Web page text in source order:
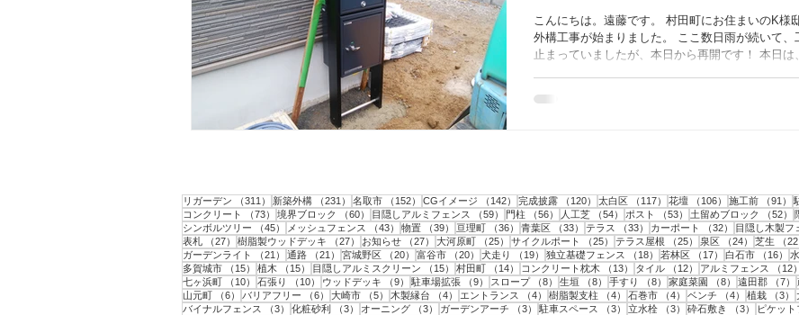
こんにちは。遠藤です。 村田町にお住まいのK様
外構工事が始まりました。 ここ数日雨が続いて、
止まっていましたが、本日から再開です！ 本日は
リガーデン （311） 311件の記事
新築外構 （231） 231件の記事
名取市 （152） 152件の記事
CGイメージ （142） 142件の記事
完成披露 （120） 120件の記事
太白区 （117） 117件の記事
花壇 （106） 106件の記事
施工前 （91）
コンクリート
（73） 73件の記事
境界ブロック （60） 60件の記事
目隠しアルミフェンス （59） 59件の記事
門柱 （56） 56件の記事
人工芝 （54） 54件の記事
ポスト （53） 53件の記事
土留めブロック （52）
シンボルツリー
（45） 45件の記事
メッシュフェンス （43） 43件の記事
物置 （39） 39件の記事
亘理町 （36） 36件の記事
青葉区 （33） 33件の記事
テラス （33） 33件の記事
カーポート （32） 32件の記事
目隠し木製フ
表札
（27） 27件の記事
樹脂製ウッドデッキ （27） 27件の記事
お知らせ （27） 27件の記事
大河原町 （25） 25件の記事
サイクルポート （25） 25件の記事
テラス屋根 （25） 25件の記事
泉区 （24） 24件の記
芝生 （22
ガーデンライト
（21） 21件の記事
通路 （21） 21件の記事
宮城野区 （20） 20件の記事
富谷市 （20） 20件の記事
犬走り （19） 19件の記事
独立基礎フェンス （18） 18件の記事
若林区 （17） 17件の記事
白石市 （16）
多賀城市
（15） 15件の記事
植木 （15） 15件の記事
目隠しアルミスクリーン （15） 15件の記事
村田町 （14） 14件の記事
コンクリート枕木 （13） 13件の記事
タイル （12） 12件の記事
アルミフェンス （12）
七ヶ浜町
（10） 10件の記事
石張り （10） 10件の記事
ウッドデッキ （9） 9件の記事
駐車場拡張 （9） 9件の記事
スロープ （8） 8件の記事
生垣 （8） 8件の記事
手すり （8） 8件の記事
家庭菜園 （8） 8件の記事
遠田郡 （7）
山元町
（6） 6件の記事
バリアフリー （6） 6件の記事
大崎市 （5） 5件の記事
木製縁台 （4） 4件の記事
エントランス （4） 4件の記事
樹脂製支柱 （4） 4件の記事
石巻市 （4） 4件の記事
ベンチ （4） 4件の記事
植栽 （3）
バイナルフェンス
（3） 3件の記事
化粧砂利 （3） 3件の記事
オーニング （3） 3件の記事
ガーデンアーチ （3） 3件の記事
駐車スペース （3） 3件の記事
立水栓 （3） 3件の記事
砕石敷き （3） 3件の記事
ピケット